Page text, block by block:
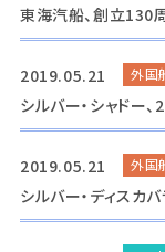
東海汽船、創立130
2019.05.21 外国
シルバー・シャドー
2019.05.21 外国
シルバー・ディスカ